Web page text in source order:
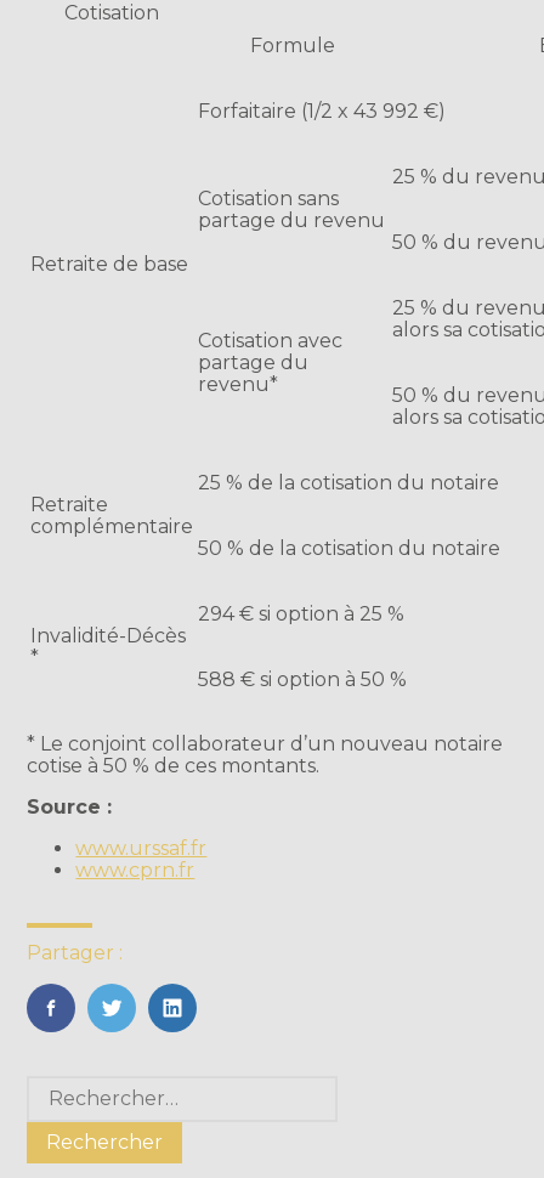
Cotisation
Formule
Retraite de base
Forfaitaire (1/2 x 43 992 €)
Cotisation sans
partage du revenu
25 % du
50 % du
Cotisation avec
partage du
revenu*
25 % du
alors sa
50 % du
alors sa
Retraite
complémentaire
25 % de la cotisation du notaire
50 % de la cotisation du notaire
Invalidité-Décès
*
294 € si option à 25 %
588 € si option à 50 %
* Le conjoint collaborateur d’un nouveau notaire
cotise à 50 % de ces montants.
Source :
www.urssaf.fr
www.cprn.fr
Partager :
FaceBook
TwitterLinkedIn
Blog
sidebar
Rechercher :